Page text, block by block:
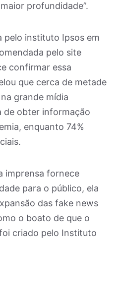
profundidade”.
pelo instituto Ipsos em
pelo site
confirmar essa
que cerca de metade
grande mídia
de obter informação
enquanto 74%
imprensa fornece
para o público, ela
das fake news
o boato de que o
criado pelo Instituto